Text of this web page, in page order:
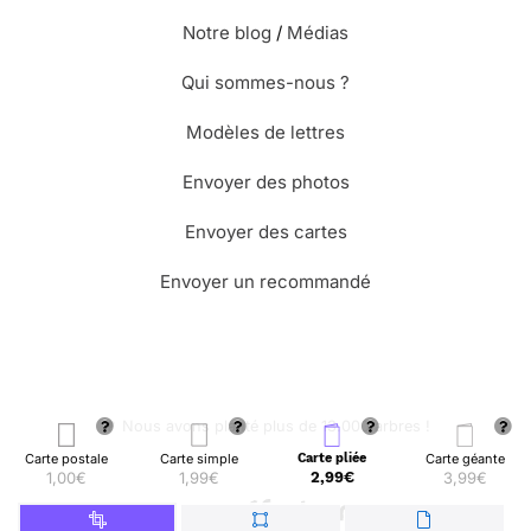
Carte postale
1,00€
Carte simple
1,99€
Carte pliée
2,99€
Carte géante
3,99€
Le 12/11/2013 : Dommage que nous ne
Notre blog / Médias
Qui sommes-nous ?
Modèles de lettres
Envoyer des photos
Envoyer des cartes
Envoyer un recommandé
🌳 Nous avons planté plus de 13.000 arbres !